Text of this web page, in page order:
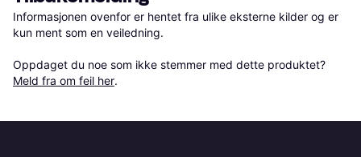
Informasjonen ovenfor er hentet fra ulike eksterne kilder og er
kun ment som en veiledning.
Oppdaget du noe som ikke stemmer med dette produktet?
Meld fra om feil her.